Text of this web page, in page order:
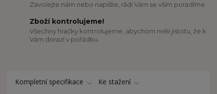
Zavolejte nám nebo napište, rádi Vám se vším poradíme.
Zboží kontrolujeme!
Všechny hračky kontrolujeme, abychom měli jistotu, že k
Vám dorazí v pořádku.
Kompletní specifikace
Ke stažení